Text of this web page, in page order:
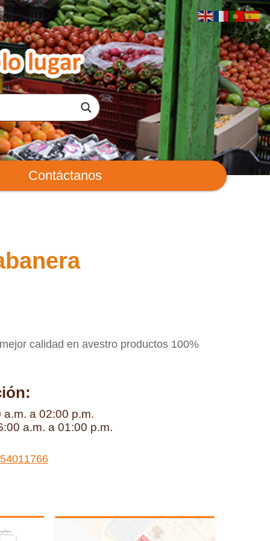
Contáctanos
calidad en avestro productos 100%
a 02:00 p.m.
a.m. a 01:00 p.m.